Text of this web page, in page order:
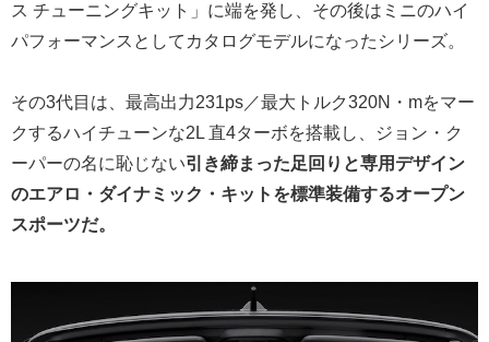
ス チューニングキット」に端を発し、その後はミニのハイ
パフォーマンスとしてカタログモデルになったシリーズ。
その3代目は、最高出力231ps／最大トルク320N・mをマー
クするハイチューンな2L 直4ターボを搭載し、ジョン・ク
ーパーの名に恥じない引き締まった足回りと専用デザイン
のエアロ・ダイナミック・キットを標準装備するオープン
スポーツだ。